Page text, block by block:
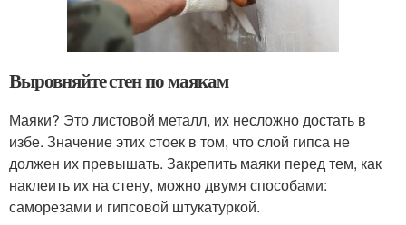
Выровняйте стен по маякам
Маяки? Это листовой металл, их несложно достать в
избе. Значение этих стоек в том, что слой гипса не
должен их превышать. Закрепить маяки перед тем, как
наклеить их на стену, можно двумя способами:
саморезами и гипсовой штукатуркой.